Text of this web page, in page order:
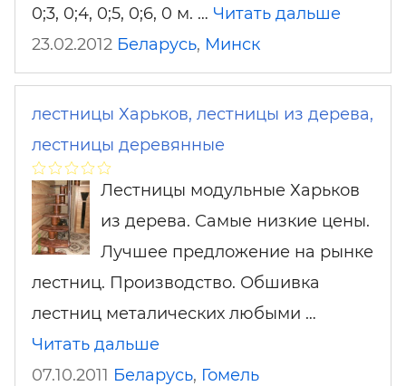
0;3, 0;4, 0;5, 0;6, 0 м. … Читать дальше
23.02.2012 Беларусь, Минск
лестницы Харьков, лестницы из дерева,
лестницы деревянные
Лестницы модульные Харьков
из дерева. Самые низкие цены.
Лучшее предложение на рынке
лестниц. Производство. Обшивка
лестниц металических любыми …
Читать дальше
07.10.2011 Беларусь, Гомель